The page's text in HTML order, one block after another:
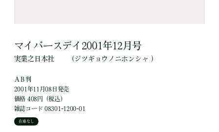
マイバースデイ2001年12月号
実業之日本社 （ジツギョウノニホンシャ ）
ＡＢ判
2001年11月08日発売
価格 408円（税込）
雑誌コード 08301-1200-01
在庫なし